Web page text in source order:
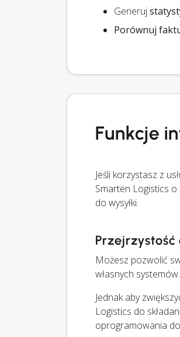
Generuj
Porównuj
Funkcje
Jeśli korzystasz z
Smarten Logistics
do wysyłki.
Możesz pozwolić
własnych systemów.
Jednak aby
Logistics do
oprogramowania do